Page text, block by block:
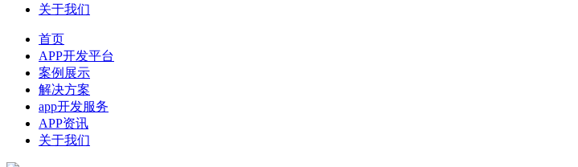
关于我们
首页
APP开发平台
案例展示
解决方案
app开发服务
APP资讯
关于我们